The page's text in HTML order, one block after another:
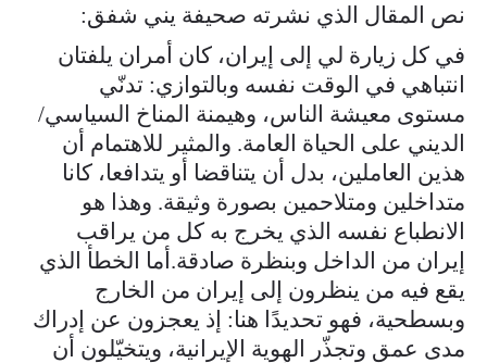
نص المقال الذي نشرته صحيفة يني شفق:
في كل زيارة لي إلى إيران، كان أمران يلفتان
انتباهي في الوقت نفسه وبالتوازي: تدنّي
مستوى معيشة الناس، وهيمنة المناخ السياسي/
الديني على الحياة العامة. والمثير للاهتمام أن
هذين العاملين، بدل أن يتناقضا أو يتدافعا، كانا
متداخلين ومتلاحمين بصورة وثيقة. وهذا هو
الانطباع نفسه الذي يخرج به كل من يراقب
إيران من الداخل وبنظرة صادقة.أما الخطأ الذي
يقع فيه من ينظرون إلى إيران من الخارج
وبسطحية، فهو تحديدًا هنا: إذ يعجزون عن إدراك
مدى عمق وتجذّر الهوية الإيرانية، ويتخيّلون أن